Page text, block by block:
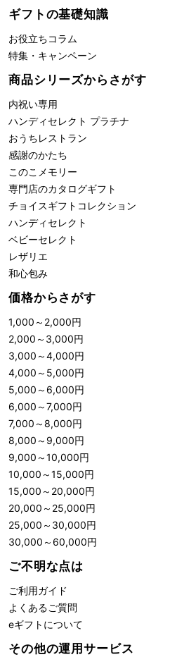
ギフトの基礎知識
お役立ちコラム
特集・キャンペーン
商品シリーズからさがす
内祝い専用
ハンディセレクト プラチナ
おうちレストラン
感謝のかたち
このこメモリー
専門店のカタログギフト
チョイスギフトコレクション
ハンディセレクト
ベビーセレクト
レザリエ
和心包み
価格からさがす
1,000 ～ 2,000円
2,000 ～ 3,000円
3,000 ～4,000円
4,000 ～ 5,000円
5,000 ～ 6,000円
6,000 ～7,000円
7,000 ～8,000円
8,000 ～ 9,000円
9,000 ～10,000円
10,000 ～15,000円
15,000 ～ 20,000円
20,000 ～ 25,000円
25,000 ～ 30,000円
30,000 ～ 60,000円
ご不明な点は
ご利用ガイド
よくあるご質問
eギフトについて
その他の運用サービス